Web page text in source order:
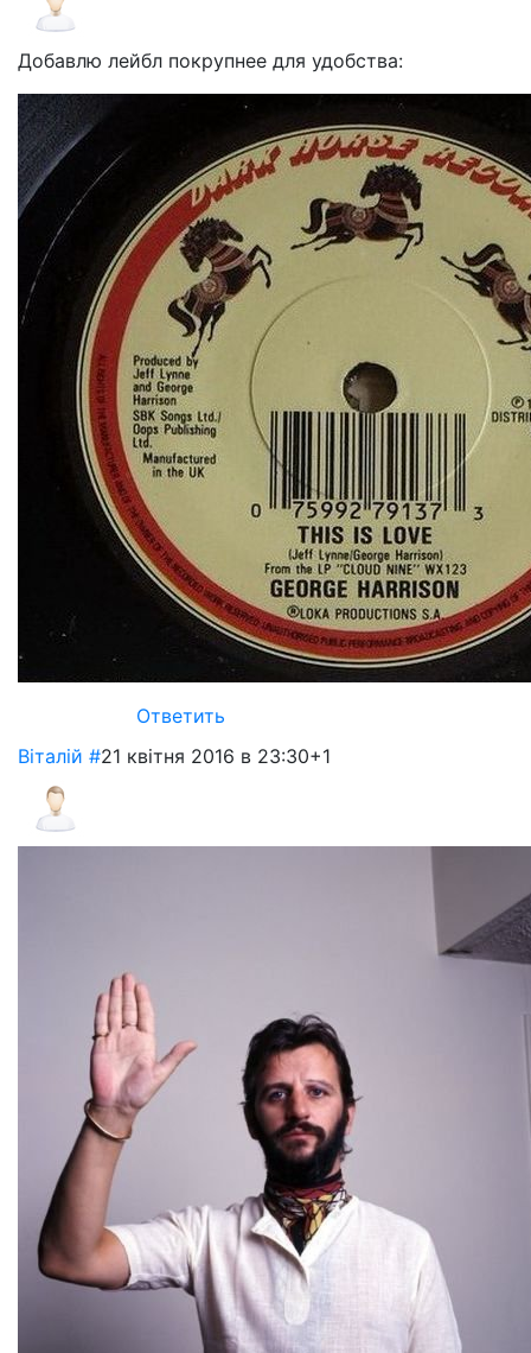
Добавлю лейбл покрупнее для удобства:
Ответить
Віталій #21 квітня 2016 в 23:30+1